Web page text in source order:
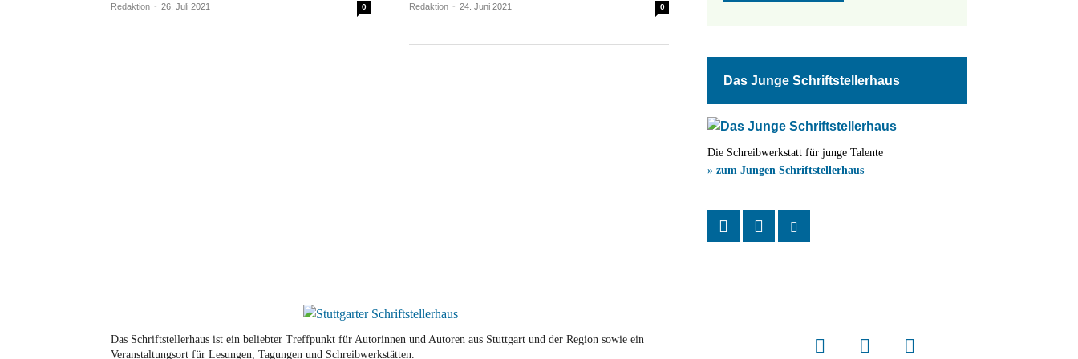
Redaktion - 26. Juli 2021 0 Redaktion - 24. Juni 2021 0
Das Junge Schriftstellerhaus
Die Schreibwerkstatt für junge Talente
» zum Jungen Schriftstellerhaus
Das Schriftstellerhaus ist ein beliebter Treffpunkt für Autorinnen und Autoren aus Stuttgart und der Region sowie ein
Veranstaltungsort für Lesungen, Tagungen und Schreibwerkstätten.